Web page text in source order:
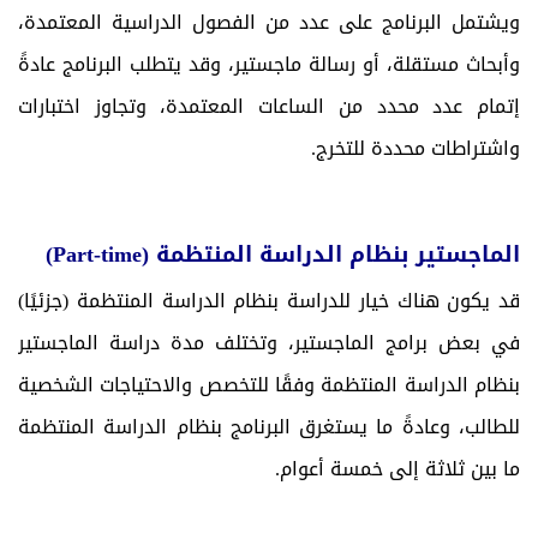
ويشتمل البرنامج على عدد من الفصول الدراسية المعتمدة،
وأبحاث مستقلة، أو رسالة ماجستير، وقد يتطلب البرنامج عادةً
إتمام عدد محدد من الساعات المعتمدة، وتجاوز اختبارات
واشتراطات محددة للتخرج.
الماجستير بنظام الدراسة المنتظمة (Part-time
)
قد يكون هناك خيار للدراسة بنظام الدراسة المنتظمة (جزئيًا)
في بعض برامج الماجستير، وتختلف مدة دراسة الماجستير
بنظام الدراسة المنتظمة وفقًا للتخصص والاحتياجات الشخصية
للطالب، وعادةً ما يستغرق البرنامج بنظام الدراسة المنتظمة
ما بين ثلاثة إلى خمسة أعوام.